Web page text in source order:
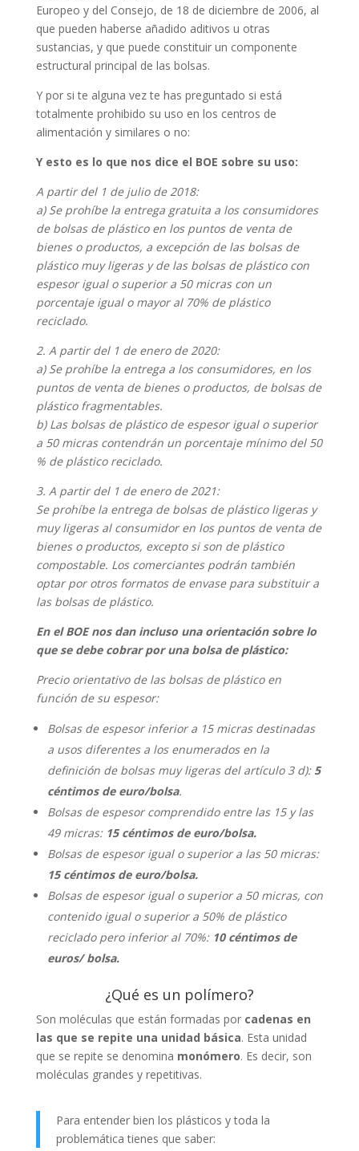
Europeo y del Consejo, de 18 de diciembre de 2006, al
que pueden haberse añadido aditivos u otras
sustancias, y que puede constituir un componente
estructural principal de las bolsas.
Y por si te alguna vez te has preguntado si está
totalmente prohibido su uso en los centros de
alimentación y similares o no:
Y esto es lo que nos dice el BOE sobre su uso:
A partir del 1 de julio de 2018:
a) Se prohíbe la entrega gratuita a los consumidores
de bolsas de plástico en los puntos de venta de
bienes o productos, a excepción de las bolsas de
plástico muy ligeras y de las bolsas de plástico con
espesor igual o superior a 50 micras con un
porcentaje igual o mayor al 70% de plástico
reciclado.
2. A partir del 1 de enero de 2020:
a) Se prohíbe la entrega a los consumidores, en los
puntos de venta de bienes o productos, de bolsas de
plástico fragmentables.
b) Las bolsas de plástico de espesor igual o superior
a 50 micras contendrán un porcentaje mínimo del 50
% de plástico reciclado.
3. A partir del 1 de enero de 2021:
Se prohíbe la entrega de bolsas de plástico ligeras y
muy ligeras al consumidor en los puntos de venta de
bienes o productos, excepto si son de plástico
compostable. Los comerciantes podrán también
optar por otros formatos de envase para substituir a
las bolsas de plástico.
En el BOE nos dan incluso una orientación sobre lo
que se debe cobrar por una bolsa de plástico:
Precio orientativo de las bolsas de plástico en
función de su espesor:
Bolsas de espesor inferior a 15 micras destinadas
a usos diferentes a los enumerados en la
definición de bolsas muy ligeras del artículo 3 d): 5
céntimos de euro/bolsa.
Bolsas de espesor comprendido entre las 15 y las
49 micras: 15 céntimos de euro/bolsa.
Bolsas de espesor igual o superior a las 50 micras:
15 céntimos de euro/bolsa.
Bolsas de espesor igual o superior a 50 micras, con
contenido igual o superior a 50% de plástico
reciclado pero inferior al 70%: 10 céntimos de
euros/ bolsa.
¿Qué es un polímero?
Son moléculas que están formadas por cadenas en
las que se repite una unidad básica. Esta unidad
que se repite se denomina monómero. Es decir, son
moléculas grandes y repetitivas.
Para entender bien los plásticos y toda la
problemática tienes que saber: